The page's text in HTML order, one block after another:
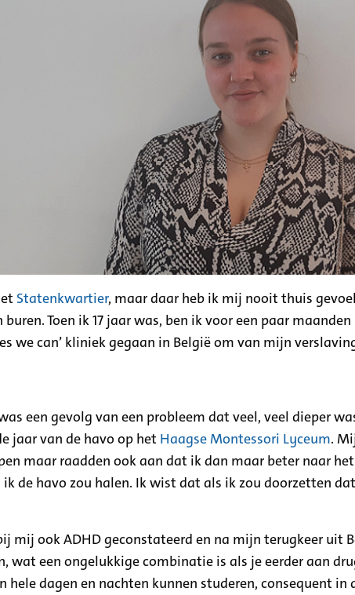
Statenkwartier, maar daar heb ik mij nooit thuis
Toen ik 17 jaar was, ben ik voor een paar
we can’ kliniek gegaan in België om van mijn
een gevolg van een probleem dat veel, veel dieper
jaar van de havo op het Haagse Montessori Lyceum.
maar raadden ook aan dat ik dan maar beter naar
de havo zou halen. Ik wist dat als ik zou doorzetten
mij ook ADHD geconstateerd en na mijn terugkeer uit
wat een ongelukkige combinatie is als je eerder aan
hele dagen en nachten kunnen studeren, consequent in